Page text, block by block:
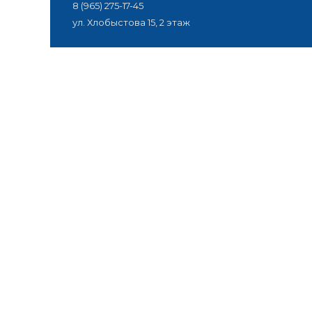
8 (965) 275-17-45
ул. Хлобыстова 15, 2 этаж